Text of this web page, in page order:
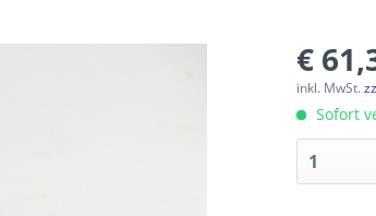
€
inkl. MwSt.
Sofort